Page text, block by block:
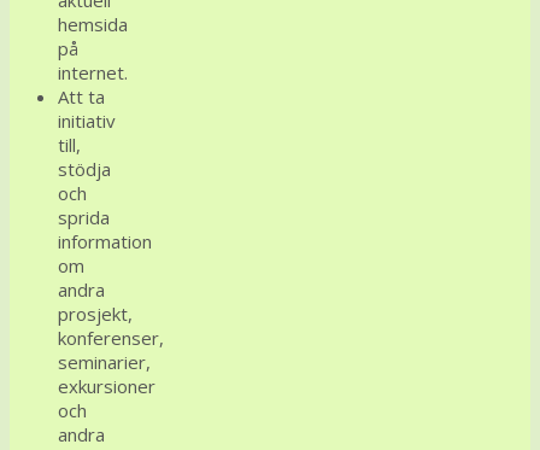
hemsida
på
internet.
Att ta
initiativ
till,
stödja
och
sprida
information
om
andra
prosjekt,
konferenser,
seminarier,
exkursioner
och
andra